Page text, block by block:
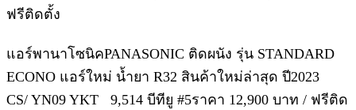
ฟรีติดตั้ง
แอร์พานาโซนิคPANASONIC ติดผนัง รุ่น STANDARD
ECONO แอร์ใหม่ น้ำยา R32 สินค้าใหม่ล่าสุด ปี2023
CS/ YN09 YKT 9,514 บีทียู #5ราคา 12,900 บาท / ฟรีติด